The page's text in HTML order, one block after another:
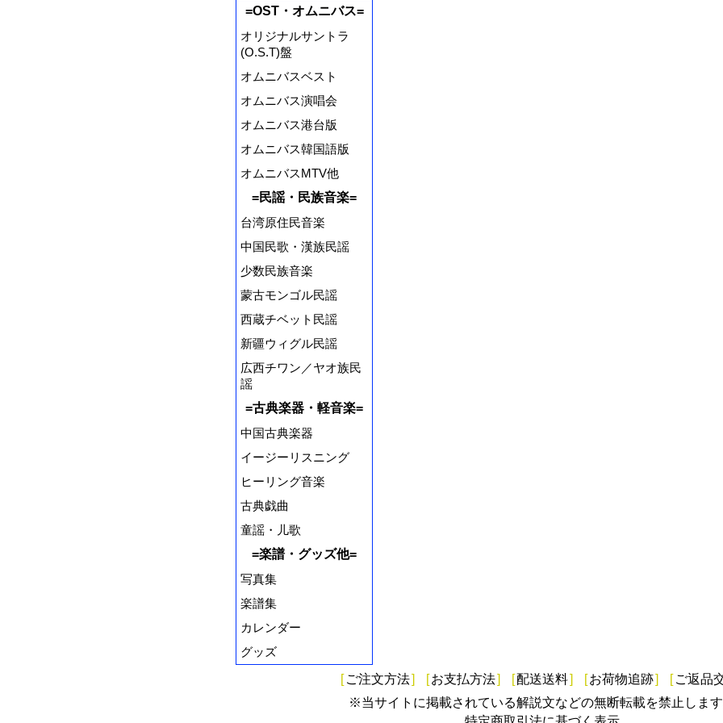
=OST・オムニバス=
オリジナルサントラ
(O.S.T)盤
オムニバスベスト
オムニバス演唱会
オムニバス港台版
オムニバス韓国語版
オムニバスMTV他
=民謡・民族音楽=
台湾原住民音楽
中国民歌・漢族民謡
少数民族音楽
蒙古モンゴル民謡
西蔵チベット民謡
新疆ウィグル民謡
広西チワン／ヤオ族民
謡
=古典楽器・軽音楽=
中国古典楽器
イージーリスニング
ヒーリング音楽
古典戯曲
童謡・儿歌
=楽譜・グッズ他=
写真集
楽譜集
カレンダー
グッズ
[ ご注文方法] [お支払方法] [配送送料] [お荷物追跡] [ ご返品
※当サイトに掲載されている解説文などの無断転載を禁止します